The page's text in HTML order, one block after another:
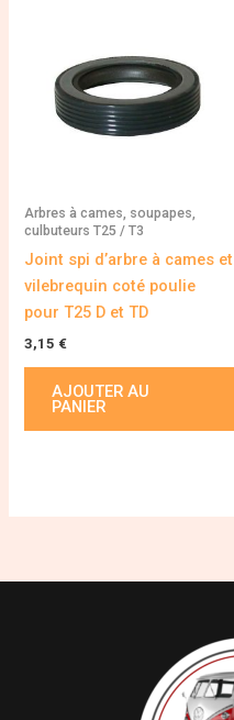
Arbres à cames, soupapes,
culbuteurs T25 / T3
Joint spi d’arbre à cames et
vilebrequin coté poulie
pour T25 D et TD
3,15 €
AJOUTER AU
PANIER